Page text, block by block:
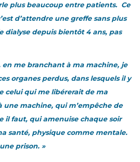
plus beaucoup entre patients. Ce
d’attendre une greffe sans plus
dialyse depuis bientôt 4 ans, pas
en me branchant à ma machine, je
organes perdus, dans lesquels il y
celui qui me libérerait de ma
une machine, qui m’empêche de
il faut, qui amenuise chaque soir
santé, physique comme mentale.
prison. »